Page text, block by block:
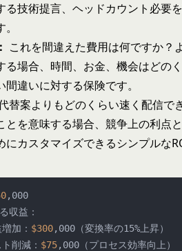
る技術提言、ヘッドカウント必要
これを間違えた費用は何ですか？
る場合、時間、お金、機会はどの
間違いに対する保険です。
替案よりもどのくらい速く配信で
とを意味する場合、競争上の利点
にカスタマイズできるシンプルな
,000
収益：
加：
$300,000（変換率の15%上昇）
削減：
$75,000（プロセス効率向上）